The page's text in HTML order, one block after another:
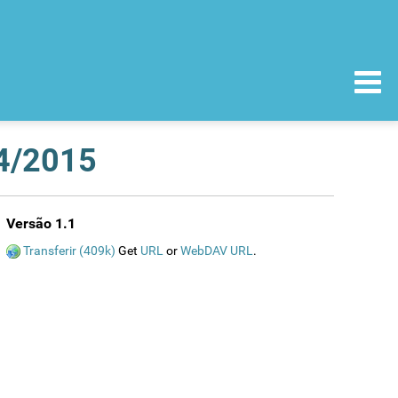
2015
Versão 1.1
Transferir (409k) Get URL orWebDAV URL .